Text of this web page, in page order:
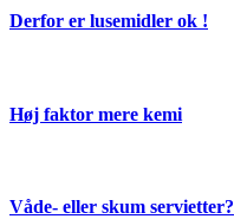
Derfor er lusemidler ok !
Høj faktor mere kemi
Våde- eller skum servietter?